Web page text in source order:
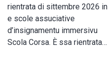
rientrata di sittembre 2026 in
e scole assuciative
d’insignamentu immersivu
Scola Corsa. È ssa rientrata…